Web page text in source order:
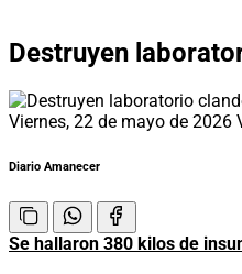
Destruyen
Viernes, 22 de mayo de 2026
Diario Amanecer
Se hallaron 380 kilos de